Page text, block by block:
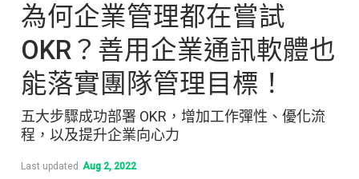
為何企業管理都在嘗試
OKR？善用企業通訊軟體也
能落實團隊管理目標！
五大步驟成功部署 OKR，增加工作彈性、優化流
程，以及提升企業向心力
Last updated Aug 2, 2022